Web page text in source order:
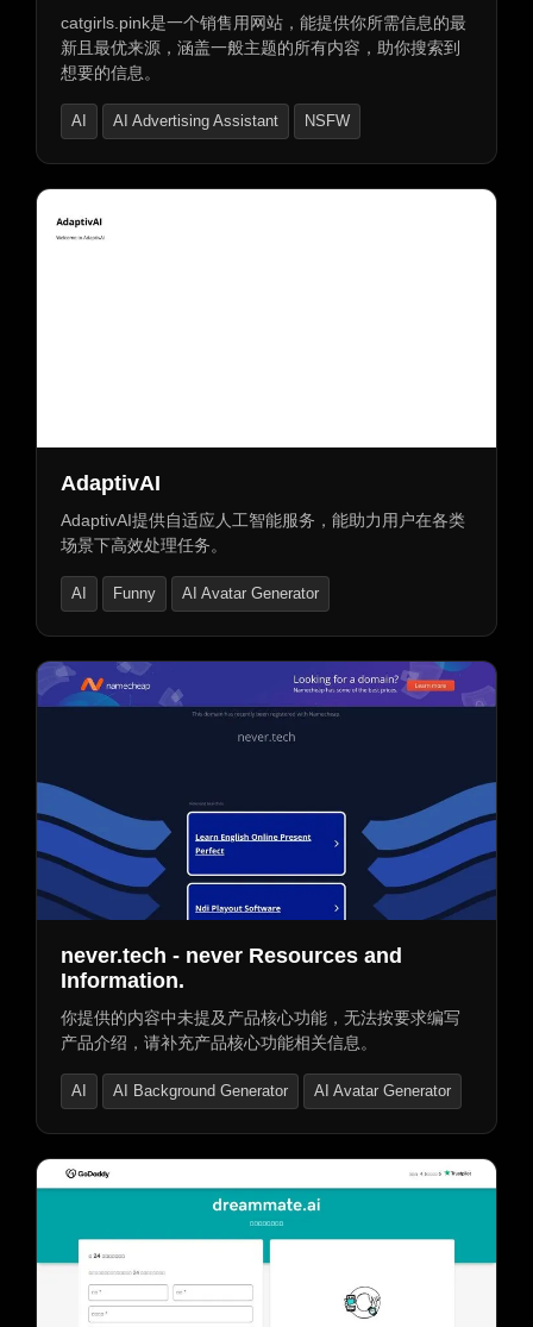
AI图案生成器 AI自拍与人像
AI纹身生成器
AI图像分割 AI图表绘制 AI图像识别
AI风景生成器 AI海报生成器
catgirls.pink是一个销售用网站，能提供你所需信息的最
新且最优来源，涵盖一般主题的所有内容，助你搜索到
想要的信息。
AI AI Advertising Assistant NSFW
AdaptivAI
AdaptivAI提供自适应人工智能服务，能助力用户在各类
场景下高效处理任务。
AI Funny AI Avatar Generator
never.tech - never Resources and
Information.
你提供的内容中未提及产品核心功能，无法按要求编写
产品介绍，请补充产品核心功能相关信息。
AI AI Background Generator AI Avatar Generator